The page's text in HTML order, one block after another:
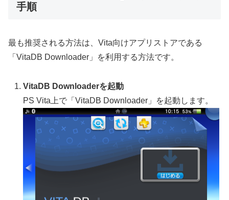
手順
最も推奨される方法は、Vita向けアプリストアである
「VitaDB Downloader」を利用する方法です。
VitaDB Downloaderを起動
PS Vita上で「VitaDB Downloader」を起動します。